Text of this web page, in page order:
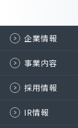
企業情報
事業内容
採用情報
IR情報